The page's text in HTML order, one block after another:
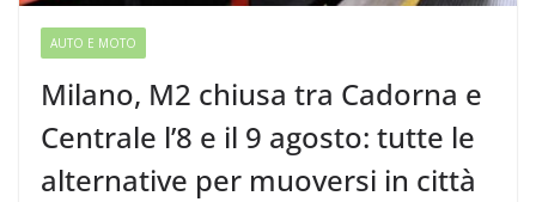
AUTO E MOTO
Milano, M2 chiusa tra Cadorna e
Centrale l’8 e il 9 agosto: tutte le
alternative per muoversi in città